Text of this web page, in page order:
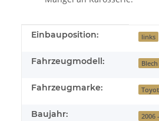
Produkteigenschaft
Wert
Einbauposition: links
Fahrzeugmodell:
Fahrzeugmarke:
Baujahr: 2006